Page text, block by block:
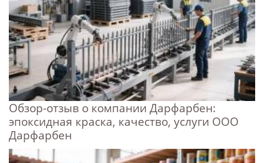
Обзор-отзыв о компании Дарфарбен:
эпоксидная краска, качество, услуги ООО
Дарфарбен